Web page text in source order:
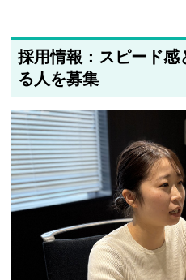
採用情報：スピード感
る人を募集